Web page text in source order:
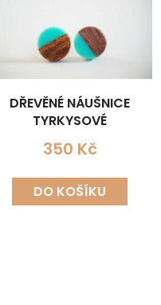
DŘEVĚNÉ NÁUŠNICE
TYRKYSOVÉ
350 Kč
DO KOŠÍKU